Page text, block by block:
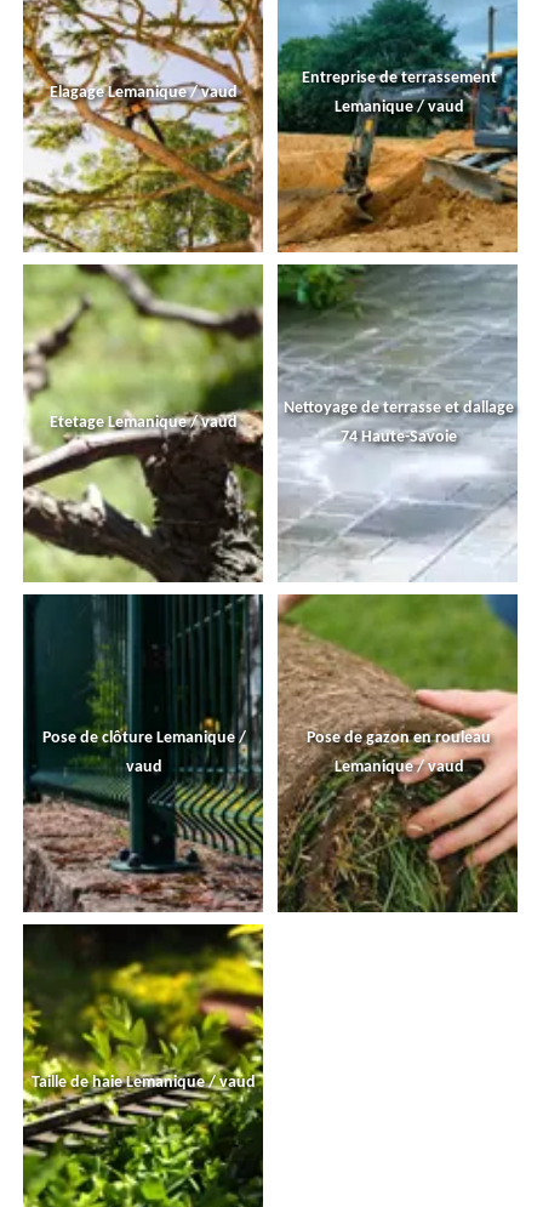
Elagage Lemanique / vaud
Entreprise de terrassement
Lemanique / vaud
Etetage Lemanique / vaud
Nettoyage de terrasse et dallage
74 Haute-Savoie
Pose de clôture Lemanique /
vaud
Pose de gazon en rouleau
Lemanique / vaud
Taille de haie Lemanique / vaud